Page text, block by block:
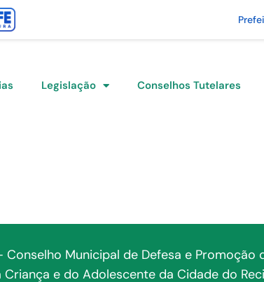
Legislação Conselhos Tutelares
Conselho Municipal de Defesa e Promoção
Criança e do Adolescente da Cidade do